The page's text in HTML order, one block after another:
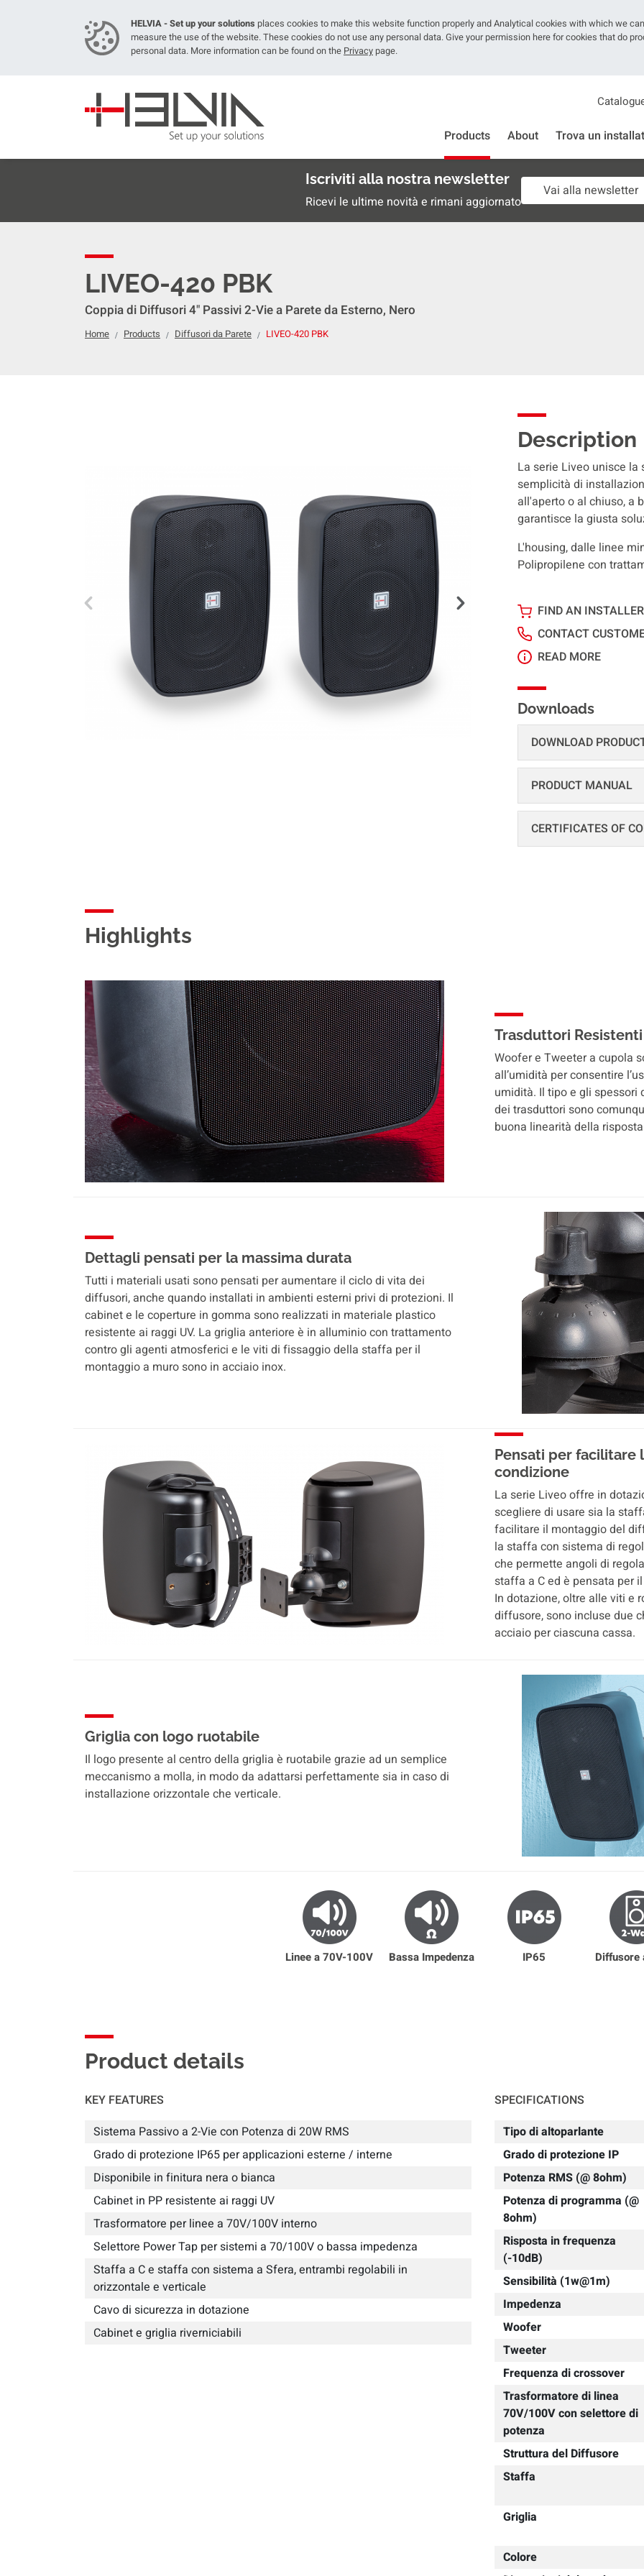
HELVIA - Set up your solutions places cookies to make this website function properly and Analytical cookies with which we can
measure the use of the website. These cookies do not use any personal data. Give your permission here for cookies that do
personal data. More information can be found on the Privacy page.
Products About Trova un
Iscriviti alla nostra newsletter
Ricevi le ultime novità e rimani aggiornato
Vai alla newsletter
LIVEO-420 PBK
Coppia di Diffusori 4" Passivi 2-Vie a Parete da Esterno, Nero
Home Products Diffusori da Parete LIVEO-420 PBK
Description
La serie Liveo unisce
semplicità di
all'aperto o al chiuso, a
garantisce la giusta
L'housing, dalle linee
Polipropilene con
FIND AN INSTALLER
CONTACT
READ MORE
Downloads
DOWNLOAD
PRODUCT MANUAL
CERTIFICATES OF
Highlights
Trasduttori
Woofer e Tweeter a cupola
all’umidità per consentire
umidità. Il tipo e gli
dei trasduttori sono
buona linearità della
Dettagli pensati per la massima durata
Tutti i materiali usati sono pensati per aumentare il ciclo di vita dei
diffusori, anche quando installati in ambienti esterni privi di protezioni. Il
cabinet e le coperture in gomma sono realizzati in materiale plastico
resistente ai raggi UV. La griglia anteriore è in alluminio con trattamento
contro gli agenti atmosferici e le viti di fissaggio della staffa per il
montaggio a muro sono in acciaio inox.
Pensati per facilitare
condizione
La serie Liveo offre in
scegliere di usare sia la
facilitare il montaggio del
la staffa con sistema di
che permette angoli di
staffa a C ed è pensata per
In dotazione, oltre alle viti e
diffusore, sono incluse due
acciaio per ciascuna cassa.
Griglia con logo ruotabile
Il logo presente al centro della griglia è ruotabile grazie ad un semplice
meccanismo a molla, in modo da adattarsi perfettamente sia in caso di
installazione orizzontale che verticale.
Linee a 70V-100V Bassa Impedenza IP65 Diffusore
Product details
KEY FEATURES
Sistema Passivo a 2-Vie con Potenza di 20W RMS
Grado di protezione IP65 per applicazioni esterne / interne
Disponibile in finitura nera o bianca
Cabinet in PP resistente ai raggi UV
Trasformatore per linee a 70V/100V interno
Selettore Power Tap per sistemi a 70/100V o bassa impedenza
Staffa a C e staffa con sistema a Sfera, entrambi regolabili in
orizzontale e verticale
Cavo di sicurezza in dotazione
Cabinet e griglia riverniciabili
SPECIFICATIONS
Tipo di altoparlante
Grado di protezione IP
Potenza RMS (@ 8ohm)
Potenza di programma (@
8ohm)
Risposta in frequenza
(-10dB)
Sensibilità (1w@1m)
Impedenza
Woofer
Tweeter
Frequenza di crossover
Trasformatore di linea
70V/100V con selettore di
potenza
Struttura del Diffusore
Staffa
Griglia
Colore